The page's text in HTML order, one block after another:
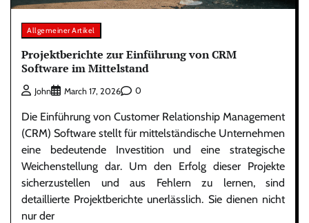
Allgemeiner Artikel
Projektberichte zur Einführung von CRM
Software im Mittelstand
John March 17, 2026 0
Die Einführung von Customer Relationship Management
(CRM) Software stellt für mittelständische Unternehmen
eine bedeutende Investition und eine strategische
Weichenstellung dar. Um den Erfolg dieser Projekte
sicherzustellen und aus Fehlern zu lernen, sind
detaillierte Projektberichte unerlässlich. Sie dienen nicht
nur der